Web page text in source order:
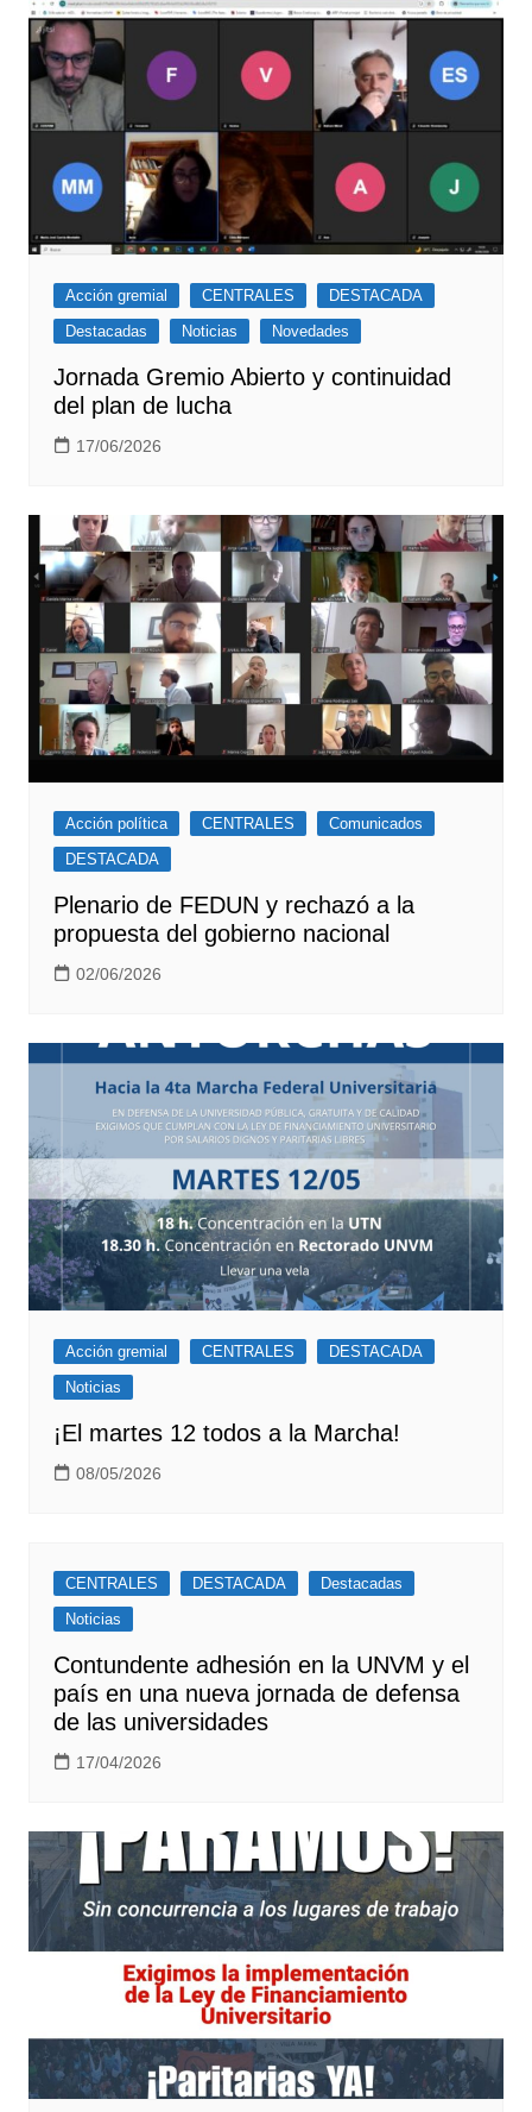
Acción gremial CENTRALES
DESTACADA
Destacadas
Noticias Novedades
Jornada Gremio Abierto y continuidad
del plan de lucha
17/06/2026
Acción política CENTRALES
Comunicados
DESTACADA
Plenario de FEDUN y rechazó a la
propuesta del gobierno nacional
02/06/2026
Acción gremial CENTRALES
DESTACADA
Noticias
¡El martes 12 todos a la Marcha!
08/05/2026
CENTRALES DESTACADA
Destacadas
Noticias
Contundente adhesión en la UNVM y el
país en una nueva jornada de defensa
de las universidades
17/04/2026